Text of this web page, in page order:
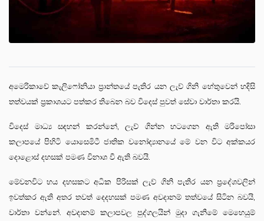
අමෙරිකාවේ කැලිෆෝනියා ප්‍රාන්ත‍යේ පැතිර යන ලැව් ගිනි හේතුවෙන් හදිසි
තත්වයක් ප්‍රකාශයට පත්කර තිබෙන බව විදෙස් පුවත් සේවා වාර්තා කරයි.
විදෙස් මාධ්‍ය සඳහන් කරන්නේ, ලැව් ගින්න හටගෙන ඇති මරිපෝසා
කලාපයේ පිහිටි යොසෙමිටී ජාතික වනෝද්‍යානයේ මේ වන විට අක්කයර
දොළොස් දහසක් පමණ විනාශ වී ඇති බවයි.
මේවනවිට හය දහසකට අධික පිරිසක් ලැව් ගිනි පැතිර යන ප්‍රදේශවලින්
ඉවත්කර ඇති අතර තවත් දෙදහසක් පමණ අවදානම් තත්වයේ සිටින බවයි,
වාර්තා වන්නේ. අවදානම් කලාපවල පුද්ගලයින් මුදා ගැනීමේ මෙහෙයුම්